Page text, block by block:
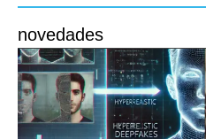
novedades